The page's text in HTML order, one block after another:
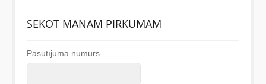
SEKOT MANAM PIRKUMAM
Pasūtījuma numurs